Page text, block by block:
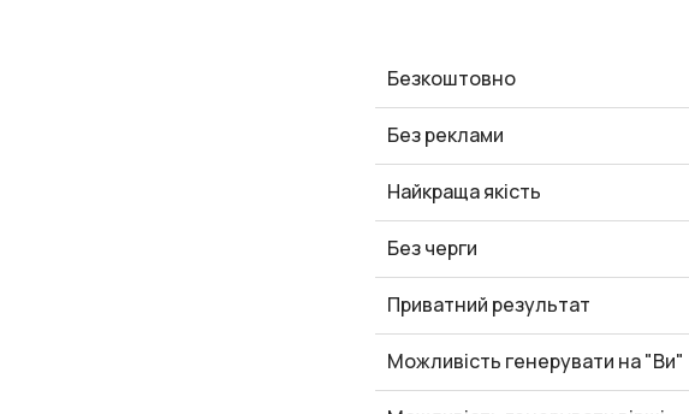
Безкоштовно
Без реклами
Найкраща якість
Без черги
Приватний результат
Можливість генерувати на "Ви"